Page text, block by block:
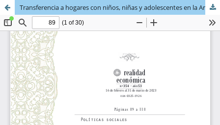
Transferencia a hogares con niños, niñas y adolescentes en la Argentina durante el COVID-19